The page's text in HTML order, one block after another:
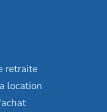
retraite
location